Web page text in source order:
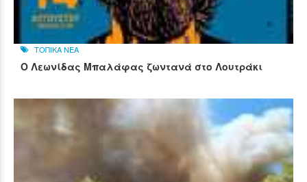
ΤΟΠΙΚΑ ΝΕΑ
Ο Λεωνίδας Μπαλάφας ζωντανά στο Λουτράκι